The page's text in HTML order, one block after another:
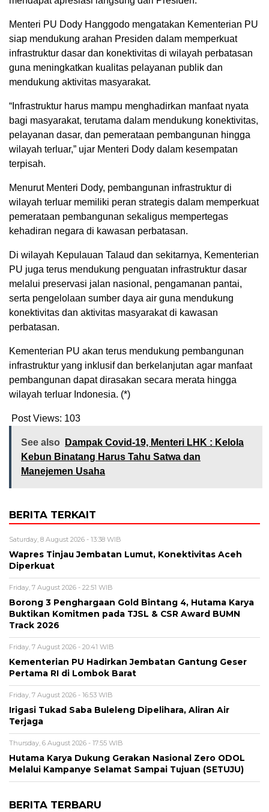
Menteri PU Dody Hanggodo mengatakan Kementerian PU
siap mendukung arahan Presiden dalam memperkuat
infrastruktur dasar dan konektivitas di wilayah perbatasan
guna meningkatkan kualitas pelayanan publik dan
mendukung aktivitas masyarakat.
“Infrastruktur harus mampu menghadirkan manfaat nyata
bagi masyarakat, terutama dalam mendukung konektivitas,
pelayanan dasar, dan pemerataan pembangunan hingga
wilayah terluar,” ujar Menteri Dody dalam kesempatan
terpisah.
Menurut Menteri Dody, pembangunan infrastruktur di
wilayah terluar memiliki peran strategis dalam memperkuat
pemerataan pembangunan sekaligus mempertegas
kehadiran negara di kawasan perbatasan.
Di wilayah Kepulauan Talaud dan sekitarnya, Kementerian
PU juga terus mendukung penguatan infrastruktur dasar
melalui preservasi jalan nasional, pengamanan pantai,
serta pengelolaan sumber daya air guna mendukung
konektivitas dan aktivitas masyarakat di kawasan
perbatasan.
Kementerian PU akan terus mendukung pembangunan
infrastruktur yang inklusif dan berkelanjutan agar manfaat
pembangunan dapat dirasakan secara merata hingga
wilayah terluar Indonesia. (*)
Post Views: 103
See also
Dampak Covid-19, Menteri LHK : Kelola
Kebun Binatang Harus Tahu Satwa dan
Manejemen Usaha
BERITA TERKAIT
Saturday, 8 August 2026 - 13:38 WIB
Wapres Tinjau Jembatan Lumut, Konektivitas Aceh
Diperkuat
Friday, 7 August 2026 - 22:51 WIB
Borong 3 Penghargaan Gold Bintang 4, Hutama Karya
Buktikan Komitmen pada TJSL & CSR Award BUMN
Track 2026
Friday, 7 August 2026 - 20:41 WIB
Kementerian PU Hadirkan Jembatan Gantung Geser
Pertama RI di Lombok Barat
Friday, 7 August 2026 - 16:53 WIB
Irigasi Tukad Saba Buleleng Dipelihara, Aliran Air
Terjaga
Thursday, 6 August 2026 - 17:55 WIB
Hutama Karya Dukung Gerakan Nasional Zero ODOL
Melalui Kampanye Selamat Sampai Tujuan (SETUJU)
BERITA TERBARU